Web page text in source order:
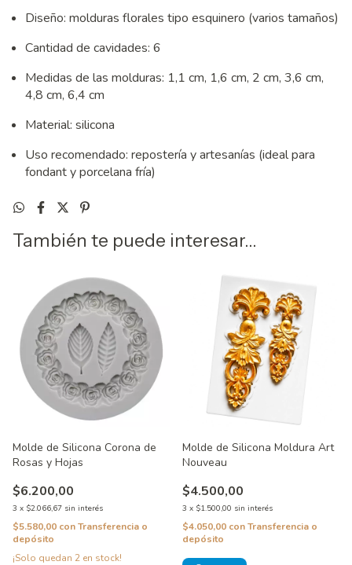
Diseño: molduras florales tipo esquinero (varios tamaños)
Cantidad de cavidades: 6
Medidas de las molduras: 1,1 cm, 1,6 cm, 2 cm, 3,6 cm,
4,8 cm, 6,4 cm
Material: silicona
Uso recomendado: repostería y artesanías (ideal para
fondant y porcelana fría)
También te puede interesar...
Molde de Silicona Corona de
Rosas y Hojas
$6.200,00
3 x $2.066,67 sin interés
$5.580,00 conTransferencia o
depósito
¡Solo quedan 2 en stock!
Molde de Silicona Moldura Art
Nouveau
$4.500,00
3 x $1.500,00 sin interés
$4.050,00 conTransferencia o
depósito